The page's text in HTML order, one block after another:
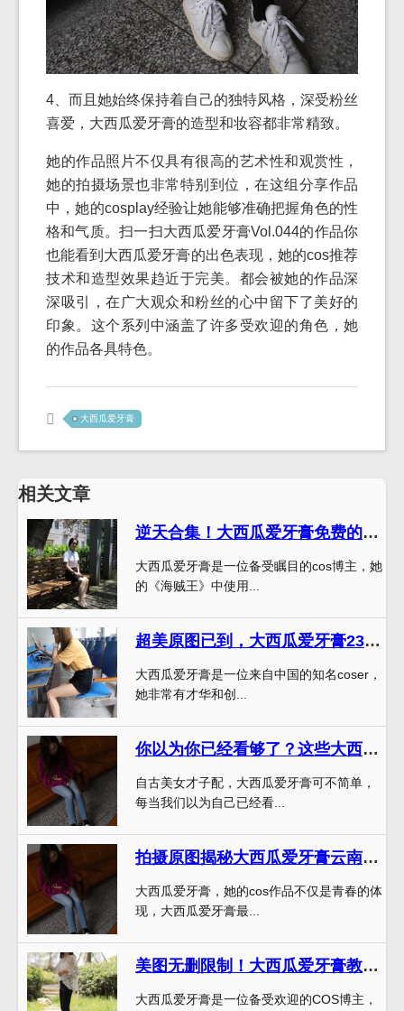
4、而且她始终保持着自己的独特风格，深受粉丝
喜爱，大西瓜爱牙膏的造型和妆容都非常精致。
她的作品照片不仅具有很高的艺术性和观赏性，
她的拍摄场景也非常特别到位，在这组分享作品
中，她的cosplay经验让她能够准确把握角色的性
格和气质。扫一扫大西瓜爱牙膏Vol.044的作品你
也能看到大西瓜爱牙膏的出色表现，她的cos推荐
技术和造型效果趋近于完美。都会被她的作品深
深吸引，在广大观众和粉丝的心中留下了美好的
印象。这个系列中涵盖了许多受欢迎的角色，她
的作品各具特色。
大西瓜爱牙膏
相关文章
逆天合集！大西瓜爱牙膏免费的cos作品精选推荐
大西瓜爱牙膏是一位备受瞩目的cos博主，她
的《海贼王》中使用...
超美原图已到，大西瓜爱牙膏230套力作耀眼登场
大西瓜爱牙膏是一位来自中国的知名coser，
她非常有才华和创...
你以为你已经看够了？这些大西瓜爱牙膏美图、摄影、照片的更新可是不容错过。
自古美女才子配，大西瓜爱牙膏可不简单，
每当我们以为自己已经看...
拍摄原图揭秘大西瓜爱牙膏云南师范大学的制作过程
大西瓜爱牙膏，她的cos作品不仅是青春的体
现，大西瓜爱牙膏最...
美图无删限制！大西瓜爱牙膏教室图包
大西瓜爱牙膏是一位备受欢迎的COS博主，